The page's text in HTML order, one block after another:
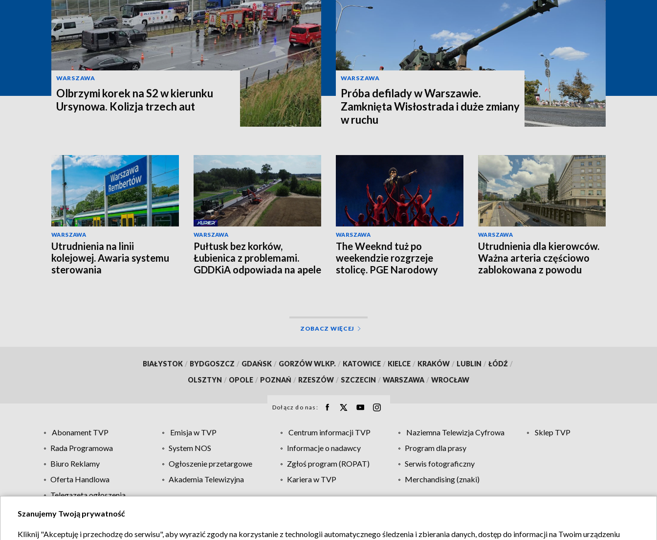
WARSZAWA
Olbrzymi korek na S2 w kierunku
Ursynowa. Kolizja trzech aut
WARSZAWA
Próba defilady w Warszawie.
Zamknięta Wisłostrada i duże zmiany
w ruchu
WARSZAWA
Utrudnienia na linii
kolejowej. Awaria systemu
sterowania
WARSZAWA
Pułtusk bez korków,
Łubienica z problemami.
GDDKiA odpowiada na apele
WARSZAWA
The Weeknd tuż po
weekendzie rozgrzeje
stolicę. PGE Narodowy
WARSZAWA
Utrudnienia dla kierowców.
Ważna arteria częściowo
zablokowana z powodu
ZOBACZ WIĘCEJ
BIAŁYSTOK / BYDGOSZCZ / GDAŃSK / GORZÓW WLKP. / KATOWICE / KIELCE / KRAKÓW / LUBLIN / ŁÓDŹ /
OLSZTYN / OPOLE / POZNAŃ / RZESZÓW / SZCZECIN / WARSZAWA / WROCŁAW
Dołącz do nas:
Abonament TVP Emisja w TVP Centrum informacji TVP Naziemna Telewizja Cyfrowa
Sklep TVP
Rada Programowa
System NOS Informacje o nadawcy
Program dla prasy
Biuro Reklamy
Ogłoszenie przetargowe Zgłoś program (ROPAT)
Serwis fotograficzny
Oferta Handlowa
Akademia Telewizyjna Kariera w TVP
Merchandising (znaki)
Telegazeta ogłoszenia
Regulamin TVP Polityka prywatności Moje zgody Pomoc Biuro reklamy Kontakt
Szanujemy Twoją prywatność
Kliknij "Akceptuję i przechodzę do serwisu", aby wyrazić zgody na korzystanie z technologii automatycznego śledzenia i zbierania danych, dostęp do informacji na Twoim urządzeniu